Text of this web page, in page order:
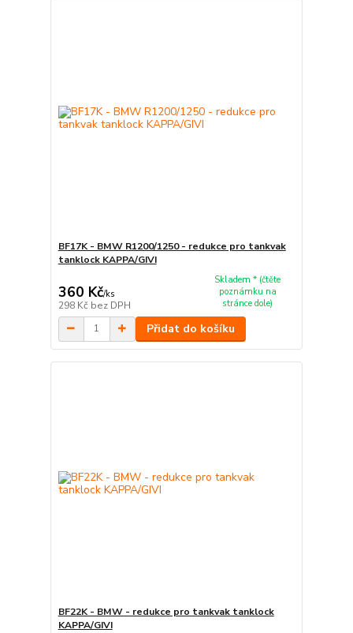
BF17K - BMW R1200/1250 - redukce pro tankvak
tanklock KAPPA/GIVI
360 Kč/ks
298 Kč bez DPH
Skladem * (čtěte
poznámku na
stránce dole)
Přidat do košíku
BF22K - BMW - redukce pro tankvak tanklock
KAPPA/GIVI